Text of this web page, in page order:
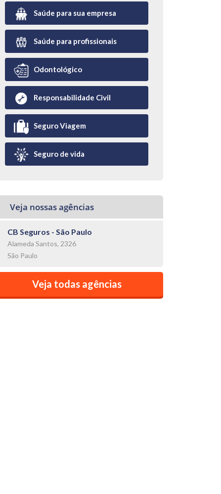
Saúde para sua empresa
Saúde para profissionais
Odontológico
Responsabilidade Civil
Seguro Viagem
Seguro de vida
Veja nossas agências
CB Seguros - São Paulo
Alameda Santos, 2326
São Paulo
Veja todas agências